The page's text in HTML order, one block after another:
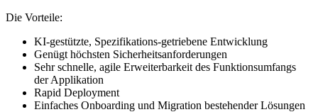
Die Vorteile:
KI-gestützte, Spezifikations-getriebene Entwicklung
Genügt höchsten Sicherheitsanforderungen
Sehr schnelle, agile Erweiterbarkeit des Funktionsumfangs
der Applikation
Rapid Deployment
Einfaches Onboarding und Migration bestehender Lösungen